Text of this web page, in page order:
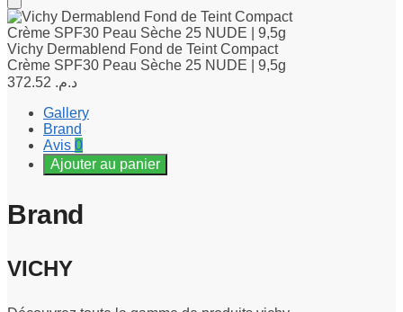
Vichy Dermablend Fond de Teint Compact
Crème SPF30 Peau Sèche 25 NUDE | 9,5g
د.م.
Gallery
Brand
Avis 0
Ajouter au panier
Brand
VICHY